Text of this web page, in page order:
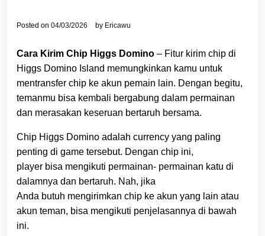
Posted on 04/03/2026 by Ericawu
Cara Kirim Chip Higgs Domino – Fitur kirim chip di
Higgs Domino Island memungkinkan kamu untuk
mentransfer chip ke akun pemain lain. Dengan begitu,
temanmu bisa kembali bergabung dalam permainan
dan merasakan keseruan bertaruh bersama.
Chip Higgs Domino adalah currency yang paling
penting di game tersebut. Dengan chip ini,
player bisa mengikuti permainan- permainan katu di
dalamnya dan bertaruh. Nah, jika
Anda butuh mengirimkan chip ke akun yang lain atau
akun teman, bisa mengikuti penjelasannya di bawah
ini.